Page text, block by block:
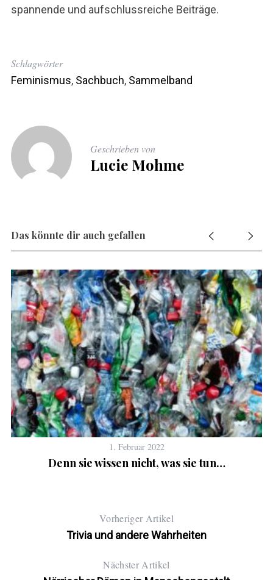
spannende und aufschlussreiche Beiträge.
Schlagwörter
Feminismus, Sachbuch, Sammelband
Geschrieben von
Lucie Mohme
Das könnte dir auch gefallen
1. Februar 2022
Denn sie wissen nicht, was sie tun…
Vorheriger Artikel
Trivia und andere Wahrheiten
Nächster Artikel